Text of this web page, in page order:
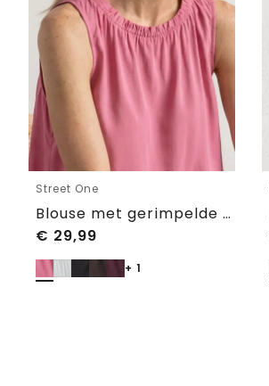
Street One
Blouse met gerimpelde ronde hals
€ 29,99
+ 1